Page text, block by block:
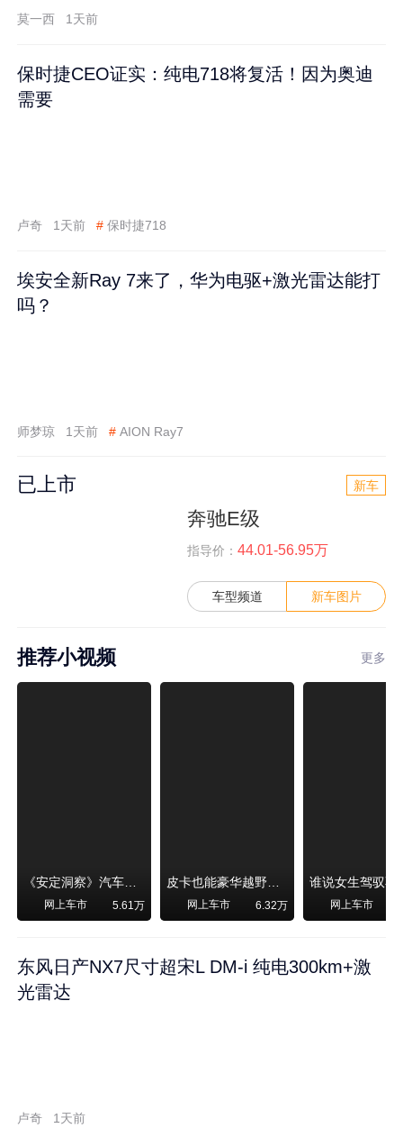
莫一西 1天前
保时捷CEO证实：纯电718将复活！因为奥迪
需要
卢奇 1天前 # 保时捷718
埃安全新Ray 7来了，华为电驱+激光雷达能打
吗？
师梦琼 1天前 # AION Ray7
已上市 新车
奔驰E级
指导价： 44.01-56.95万
车型频道 新车图片
推荐小视频 更多
《安定洞察》汽车烧不烧油，和石油安全无关！
网上车市 5.61万
皮卡也能豪华越野！纵横F700上市，限时卖29.99万起
网上车市 6.32万 网上车市
东风日产NX7尺寸超宋L DM-i 纯电300km+激
光雷达
卢奇 1天前